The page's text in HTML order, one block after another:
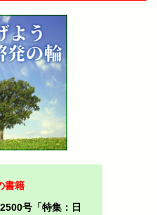
書籍
号「特集：日